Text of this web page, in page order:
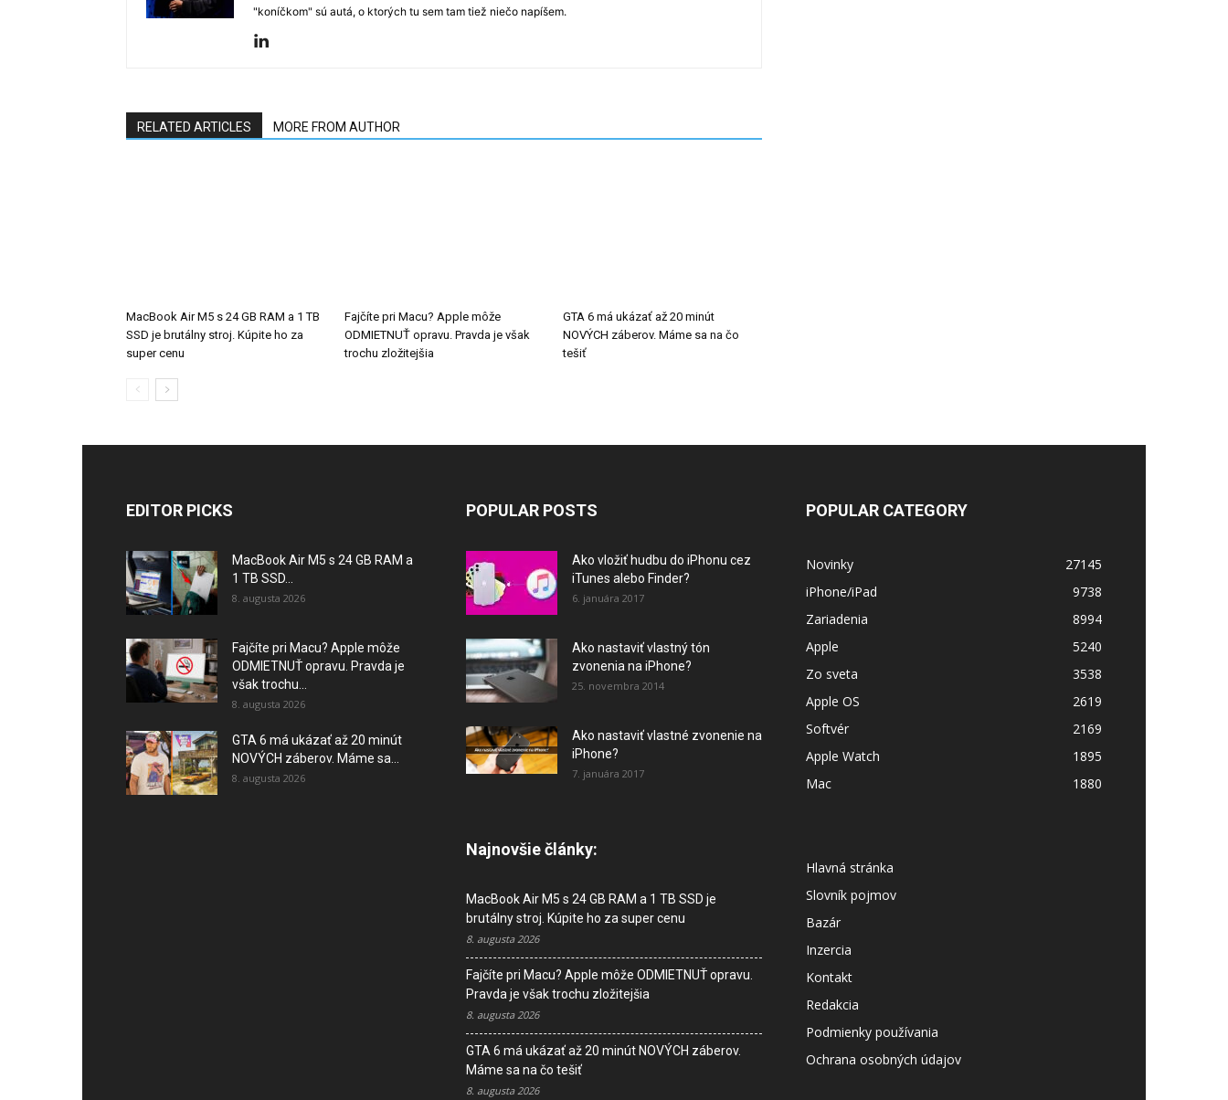
"koníčkom" sú autá, o ktorých tu sem tam tiež niečo napíšem.
RELATED ARTICLES MORE FROM AUTHOR
MacBook Air M5 s 24 GB RAM a 1 TB
SSD je brutálny stroj. Kúpite ho za
super cenu
Fajčíte pri Macu? Apple môže
ODMIETNUŤ opravu. Pravda je však
trochu zložitejšia
GTA 6 má ukázať až 20 minút
NOVÝCH záberov. Máme sa na čo
tešiť
EDITOR PICKS
MacBook Air M5 s 24 GB RAM a
1 TB SSD...
8. augusta 2026
Fajčíte pri Macu? Apple môže
ODMIETNUŤ opravu. Pravda je
však trochu...
8. augusta 2026
GTA 6 má ukázať až 20 minút
NOVÝCH záberov. Máme sa...
8. augusta 2026
POPULAR POSTS
Ako vložiť hudbu do iPhonu cez
iTunes alebo Finder?
6. januára 2017
Ako nastaviť vlastný tón
zvonenia na iPhone?
25. novembra 2014
Ako nastaviť vlastné zvonenie na
iPhone?
7. januára 2017
Najnovšie články:
MacBook Air M5 s 24 GB RAM a 1 TB SSD je
brutálny stroj. Kúpite ho za super cenu
8. augusta 2026
Fajčíte pri Macu? Apple môže ODMIETNUŤ opravu.
Pravda je však trochu zložitejšia
8. augusta 2026
GTA 6 má ukázať až 20 minút NOVÝCH záberov.
Máme sa na čo tešiť
8. augusta 2026
POPULAR CATEGORY
Novinky
27145
iPhone/iPad
9738
Zariadenia
8994
Apple
5240
Zo sveta
3538
Apple OS
2619
Softvér
2169
Apple Watch
1895
Mac
1880
Hlavná stránka
Slovník pojmov
Bazár
Inzercia
Kontakt
Redakcia
Podmienky používania
Ochrana osobných údajov